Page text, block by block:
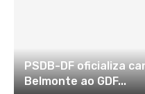
PSDB-DF oficializa
Belmonte ao GDF...